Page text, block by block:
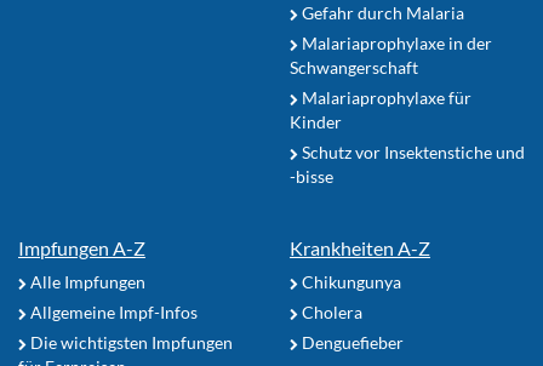
Gefahr durch Malaria
Malariaprophylaxe in der
Schwangerschaft
Malariaprophylaxe für
Kinder
Schutz vor Insektenstiche und
-bisse
Impfungen A-Z
Alle Impfungen
Allgemeine Impf-Infos
Die wichtigsten Impfungen
Krankheiten A-Z
Chikungunya
Cholera
Denguefieber